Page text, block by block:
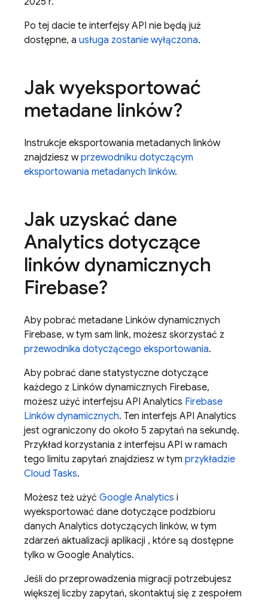
Po tej dacie te interfejsy API nie będą już
dostępne, a usługa zostanie wyłączona.
Jak wyeksportować
metadane linków?
Instrukcje eksportowania metadanych linków
znajdziesz wprzewodniku dotyczącym
eksportowania metadanych linków.
Jak uzyskać dane
Analytics dotyczące
linków dynamicznych
Firebase?
Aby pobrać metadane Linków dynamicznych
Firebase, w tym sam link, możesz skorzystać z
przewodnika dotyczącego eksportowania.
Aby pobrać dane statystyczne dotyczące
każdego z Linków dynamicznych Firebase,
możesz użyć interfejsu API Analytics Firebase
Linków dynamicznych. Ten interfejs API Analytics
jest ograniczony do około 5 zapytań na sekundę.
Przykład korzystania z interfejsu API w ramach
tego limitu zapytań znajdziesz w tym przykładzie
Cloud Tasks.
Możesz też użyć Google Analytics i
wyeksportować dane dotyczące podzbioru
danych Analytics dotyczących linków, w tym
zdarzeń aktualizacji aplikacji , które są dostępne
tylko w Google Analytics.
Jeśli do przeprowadzenia migracji potrzebujesz
większej liczby zapytań, skontaktuj się z zespołem